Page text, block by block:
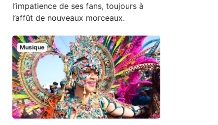
l’impatience de ses fans, toujours à
l’affût de nouveaux morceaux.
Musique